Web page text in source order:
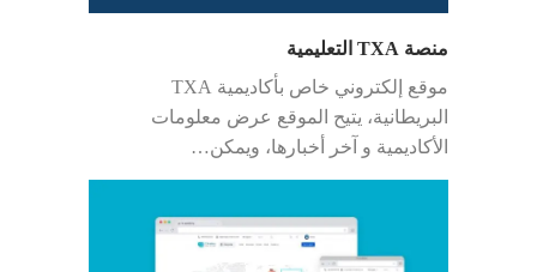
منصة TXA التعليمية
موقع إلكتروني خاص بأكاديمية TXA
البريطانية، يتيح الموقع عرض معلومات
الأكاديمية و آخر أخبارها، ويمكن…